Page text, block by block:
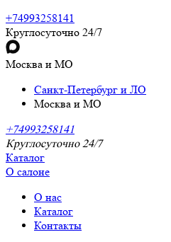
+74993258141
Круглосуточно 24/7
Москва и МО
Санкт-Петербург и ЛО
Москва и МО
+74993258141
Круглосуточно 24/7
Каталог
О салоне
О нас
Каталог
Контакты